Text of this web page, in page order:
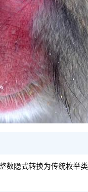
数隐式转换为传统枚举